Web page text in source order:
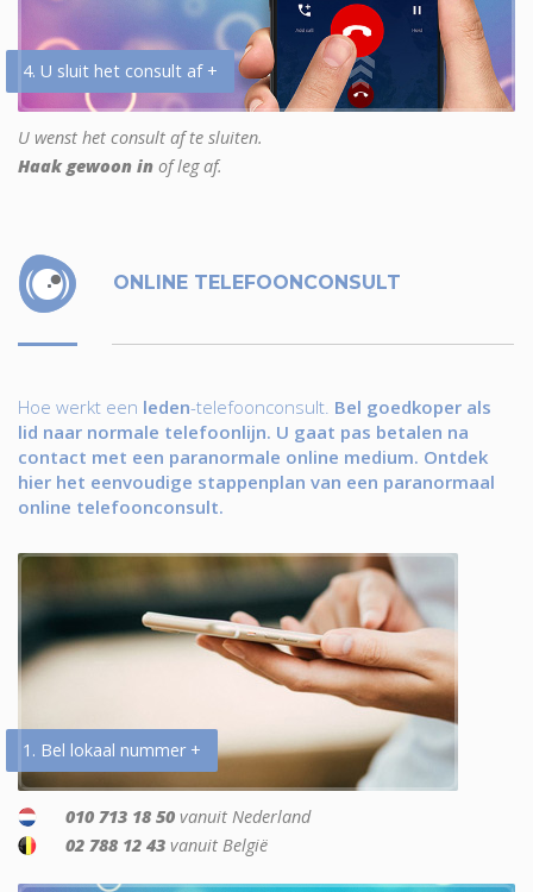
4. U sluit het consult af +
U wenst het consult af te sluiten.
Haak gewoon in of leg af.
ONLINE TELEFOONCONSULT
Hoe werkt een leden-telefoonconsult. Bel goedkoper als
lid naar normale telefoonlijn. U gaat pas betalen na
contact met een paranormale online medium. Ontdek
hier het eenvoudige stappenplan van een paranormaal
online telefoonconsult.
1. Bel lokaal nummer +
010 713 18 50 vanuit Nederland
02 788 12 43 vanuit België